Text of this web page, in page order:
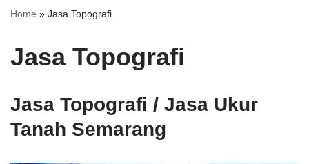
Home » Jasa Topografi
Jasa Topografi
Jasa Topografi / Jasa Ukur
Tanah Semarang